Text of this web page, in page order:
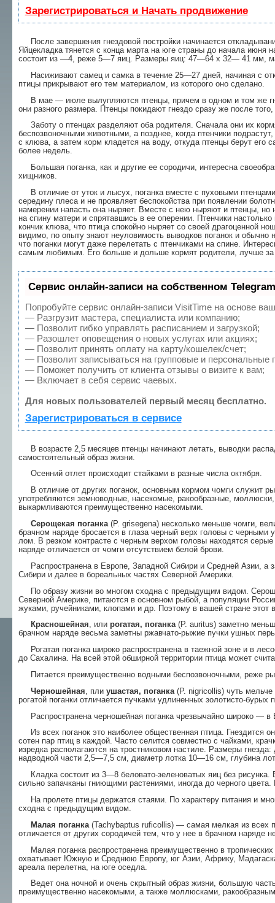
Зарегистрироваться и Начать продвижение
После завершения гнездовой постройки начи­нается
Яйцекладка тянется с конца марта на юге страны до начала июня
состоит из —4, реже 5—7 яиц. Размеры яиц: 47—64 х 32— 41 мм,
Насиживают самец и самка в течение 25—27 дней, начиная с
птицы прикрывают его тем материалом, из которого оно сделано.
В мае — июле вылупляются птенцы, причем в одном и том же
они разного размера. Птенцы покидают гнездо сразу же после того,
Заботу о птенцах разделяют оба родителя. Сна­чала они их
беспозвоночными животными, а позднее, когда птенчики
с клюва, а затем корм кладется на воду, откуда птенцы берут его
более недель.
Большая поганка, как и другие ее сородичи, интересна
хищников.
В отличие от уток и лысух, поганка вместе с пуховыми
середину плеса и не проявляет беспокойства при появлении
намерении напасть она ныряет. Вместе с нею ныряют и птен­цы, но
на спину матери и спрятавшись в ее оперении. Птенчики
кончик клюва, что птица спокойно ныряет со своей драгоценной
видимо, по опыту знают неуловимость выводков поганок и
что поганки могут даже пере­летать с птенчиками на спине.
самым лю­бимым. Его больше и дольше кормят родители, лучше
Сервис онлайн-записи на собственном
Попробуйте сервис онлайн-записи VisitTime на основе
— Разгрузит мастера, специалиста или компанию;
— Позволит гибко управлять расписанием и загрузкой;
— Разошлет оповещения о новых услугах или акциях;
— Позволит принять оплату на карту/кошелек/счет;
— Позволит записываться на групповые и персональные
— Поможет получить от клиента отзывы о визите к вам;
— Включает в себя сервис чаевых.
Для новых пользователей первый месяц бесплатно.
Зарегистрироваться в сервисе
В возрасте 2,5 месяцев птенцы начинают летать, выводки
самостоятельный образ жизни.
Осенний отлет происходит стайками в разные числа октября.
В отличие от других поганок, основным кормом чомги служит
употребляются земноводные, насекомые, ракообразные,
выкармли­ваются преимущественно насекомыми.
Серощекая поганка(P. grisegena) несколько меньше чомги,
брачном наряде бро­сается в глаза черный верх головы с
лом. В резком контрасте с черным верхом головы находятся
наряде отличается от чомги отсут­ствием белой брови.
Распространена в Европе, Западной Сибири и Средней Азии, а
Сибири и далее в бореальных частях Северной Америки.
По образу жизни во многом сходна с предыду­щим видом.
Северной Америке, питают­ся в основном рыбой, а популяции
жуками, ручейниками, клопами и др. По­этому в вашей стране этот
Красношейная, или рогатая, поганка(P. auritus) заметно
брачном наряде весьма заметны ржавчато-рыжие пучки ушных
Рогатая поганка широко распространена в таежной зоне и в
до Сахалина. На всей этой обширной территории птица может
Питается преимущественно водными беспозво­ночными, реже
Черношейная , пли ушастая, поганка(P. nigricollis) чуть мельче
рогатой поганки отличается пучками удлиненных золотисто-
Распространена черношейная поганка чрезвы­чайно широко —
Из всех поганок это наиболее общественная птица. Гнездится
сотен пар птиц в каждой. Часто селится совместно с чайками,
изред­ка располагаются на тростниковом настиле. Раз­меры
надводной части 2,5—7,5 см, диаметр лот­ка 10—16 см, глубина
Кладка состоит из 3—8 беловато-зеленоватых яиц без рисунка.
сильно запачканы гниющими ра­стениями, иногда до черного
На пролете птицы держатся стаями. По харак­теру питания и
сходна с предыдущим видом.
Малая поганка(Tachybaptus ruficollis) — самая мелкая из всех
отличается от других сородичей тем, что у нее в брачном наряде
Малая поганка распространена преимуществен­но в
охватывает Южную и Среднюю Европу, юг Азии, Африку,
ареала перелетна, на юге оседла.
Ведет она ночной и очень скрытный образ жиз­ни, большую
преимущественно насекомы­ми, а также моллюсками,